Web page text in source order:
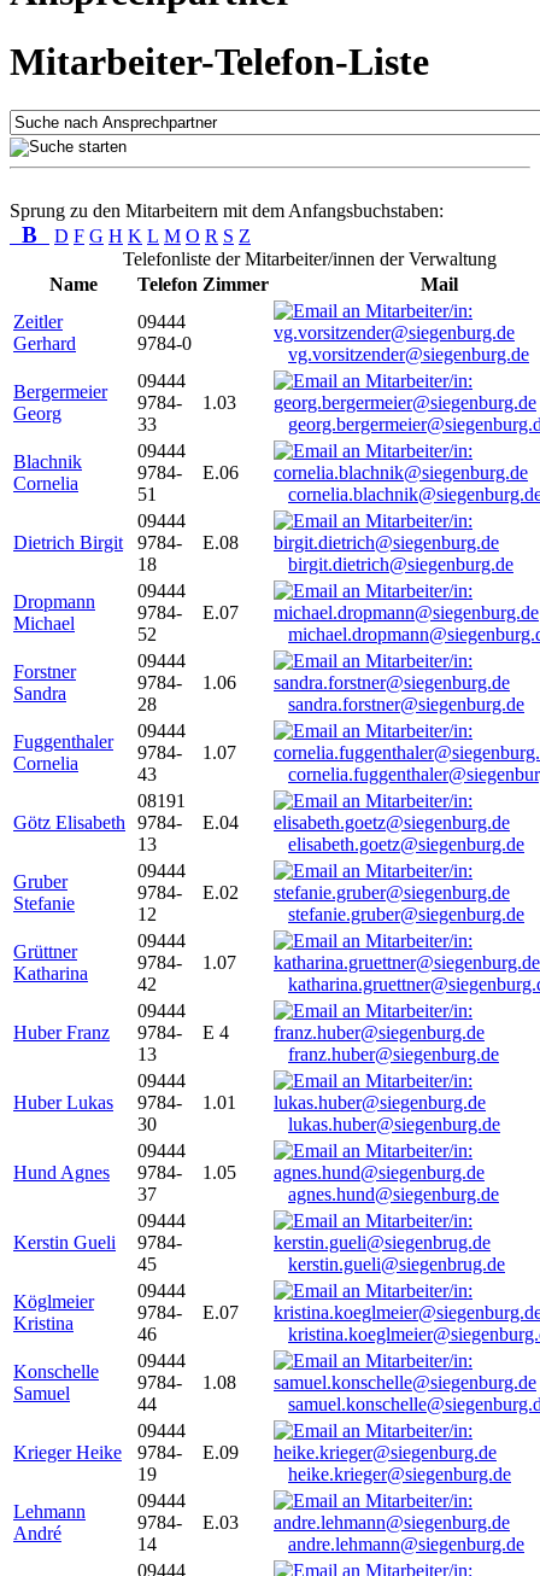
Mitarbeiter-Telefon-Liste
Sprung zu den Mitarbeitern mit dem Anfangsbuchstaben:
B D F G H K L M O R S Z
Telefonliste der Mitarbeiter/innen der Verwaltung
Name
Telefon Zimmer
Mail
Zeitler
Gerhard
09444
9784-0
vg.vorsitzender@siegenburg.de
Bergermeier
Georg
09444
9784-
33
1.03
Blachnik
Cornelia
09444
9784-
51
E.06
Dietrich Birgit
09444
9784-
18
E.08
birgit.dietrich@siegenburg.de
Dropmann
Michael
09444
9784-
52
E.07
Forstner
Sandra
09444
9784-
28
1.06
sandra.forstner@siegenburg.de
Fuggenthaler
Cornelia
09444
9784-
43
1.07
Götz Elisabeth
08191
9784-
13
E.04
elisabeth.goetz@siegenburg.de
Gruber
Stefanie
09444
9784-
12
E.02
stefanie.gruber@siegenburg.de
Grüttner
Katharina
09444
9784-
42
1.07
Huber Franz
09444
9784-
13
E 4
franz.huber@siegenburg.de
Huber Lukas
09444
9784-
30
1.01
lukas.huber@siegenburg.de
Hund Agnes
09444
9784-
37
1.05
agnes.hund@siegenburg.de
Kerstin Gueli
09444
9784-
45
kerstin.gueli@siegenbrug.de
Köglmeier
Kristina
09444
9784-
46
E.07
Konschelle
Samuel
09444
9784-
44
1.08
Krieger Heike
09444
9784-
19
E.09
heike.krieger@siegenburg.de
Lehmann
André
09444
9784-
14
E.03
andre.lehmann@siegenburg.de
09444